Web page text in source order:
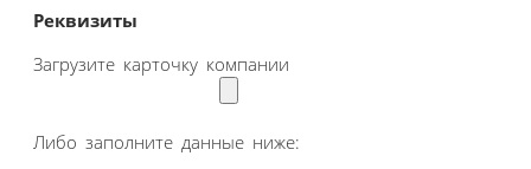
Реквизиты
Загрузите карточку компании
Либо заполните данные ниже: